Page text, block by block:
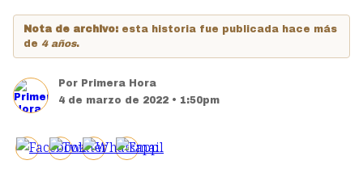
Nota de archivo: esta historia fue publicada hace más
de 4 años.
Por Primera Hora
4 de marzo de 2022 • 1:50pm